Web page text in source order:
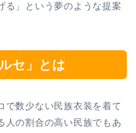
る」という夢のような提案
セ」とは
で数少ない民族衣装を着て
人の割合の高い民族でもあ